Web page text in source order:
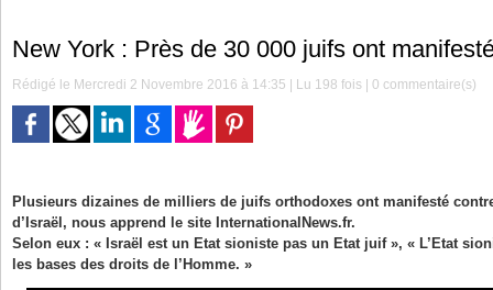
New York : Près de 30 000 juifs ont
Rédigé le Mercredi 2 Novembre 2016 à 14:35 | Lu 198 fois |0 commentaire(s)
Plusieurs dizaines de milliers de juifs orthodoxes ont manifesté
d’Israël, nous apprend le site InternationalNews.fr.
Selon eux : « Israël est un Etat sioniste pas un Etat juif », « L’Etat
les bases des droits de l’Homme. »